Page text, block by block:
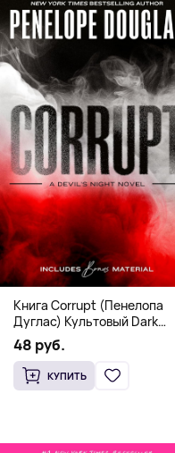
Книга Corrupt (Пенелопа
Дуглас) Культовый Dark
Romance бестселлер (18+)
48 руб.
КУПИТЬ